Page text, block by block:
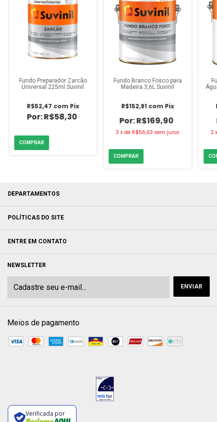
Fundo Preparador Zarcão
Universal 225ml Suvinil
R$58,30
R$52,47 com Pix
Fundo Branco Fosco para
Madeira 3,6L Suvinil
R$169,90
R$152,91 com Pix
3 xde R$56,63 sem juros 2
DEPARTAMENTOS
POLÍTICAS DO SITE
ENTRE EM CONTATO
NEWSLETTER
Meios de pagamento
Verificada por